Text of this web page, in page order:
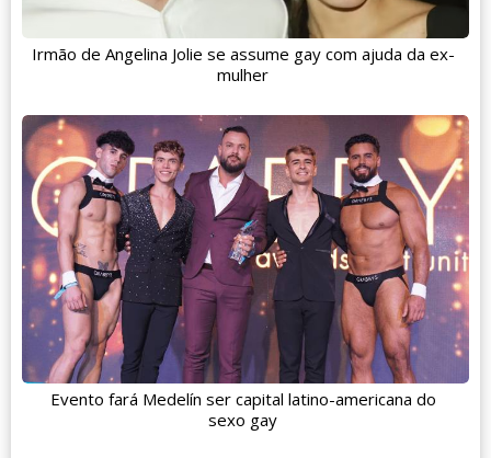
Irmão de Angelina Jolie se assume gay com ajuda da ex-
mulher
Evento fará Medelín ser capital latino-americana do
sexo gay